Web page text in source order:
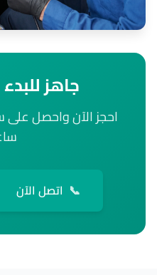
جاهز
احجز الآن واحصل
📞 اتصل الآن